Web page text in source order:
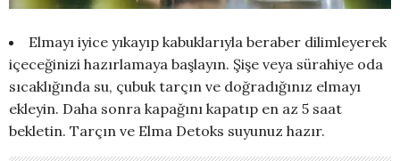
Elmayı iyice yıkayıp kabuklarıyla beraber dilimleyerek
içeceğinizi hazırlamaya başlayın. Şişe veya sürahiye oda
sıcaklığında su, çubuk tarçın ve doğradığınız elmayı
ekleyin. Daha sonra kapağını kapatıp en az 5 saat
bekletin. Tarçın ve Elma Detoks suyunuz hazır.